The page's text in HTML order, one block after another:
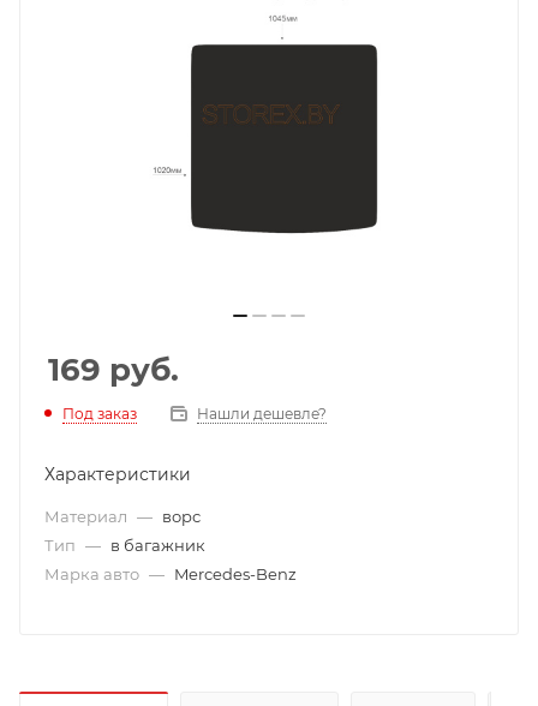
169 руб.
Под заказ Нашли дешевле?
Характеристики
Материал — ворс
Тип — в багажник
Марка авто — Mercedes-Benz